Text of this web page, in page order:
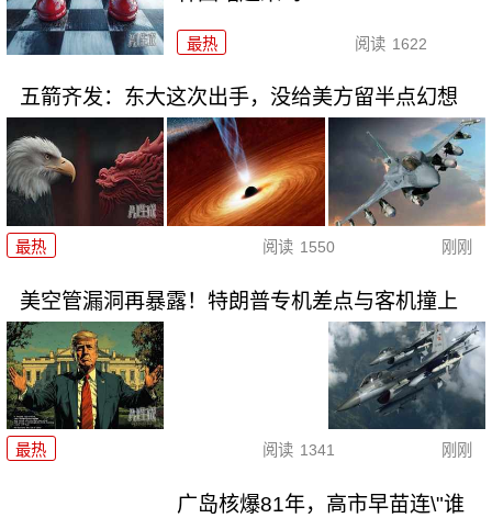
最热 阅读 1622
五箭齐发：东大这次出手，没给美方留半点幻想
最热 阅读 1550 刚刚
美空管漏洞再暴露！特朗普专机差点与客机撞上
最热 阅读 1341 刚刚
广岛核爆81年，高市早苗连\"谁